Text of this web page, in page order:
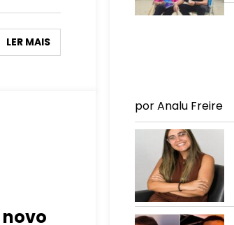
LER MAIS
por Analu Freire